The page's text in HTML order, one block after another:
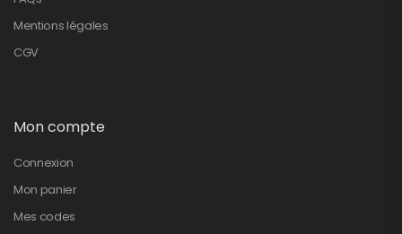
Mentions légales
CGV
Mon compte
Connexion
Mon panier
Mes codes